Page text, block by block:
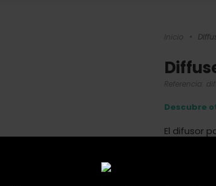
Inicio •
Referencia:
Descubre
El difusor
en el